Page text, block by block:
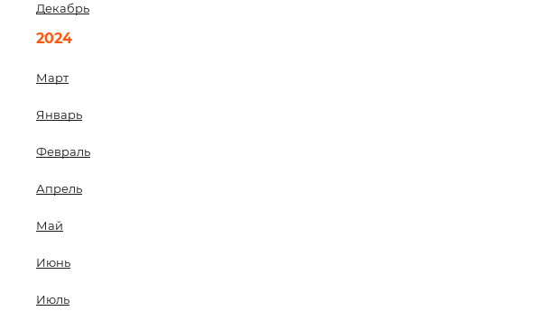
Декабрь
2024
Март
Январь
Февраль
Апрель
Май
Июнь
Июль